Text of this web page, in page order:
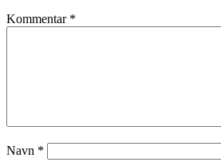
Kommentar *
Navn *